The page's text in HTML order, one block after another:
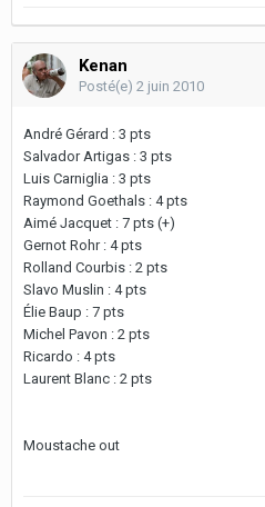
Kenan
Posté(e) 2 juin 2010
André Gérard : 3 pts
Salvador Artigas : 3 pts
Luis Carniglia : 3 pts
Raymond Goethals : 4 pts
Aimé Jacquet : 7 pts (+)
Gernot Rohr : 4 pts
Rolland Courbis : 2 pts
Slavo Muslin : 4 pts
Élie Baup : 7 pts
Michel Pavon : 2 pts
Ricardo : 4 pts
Laurent Blanc : 2 pts
Moustache out